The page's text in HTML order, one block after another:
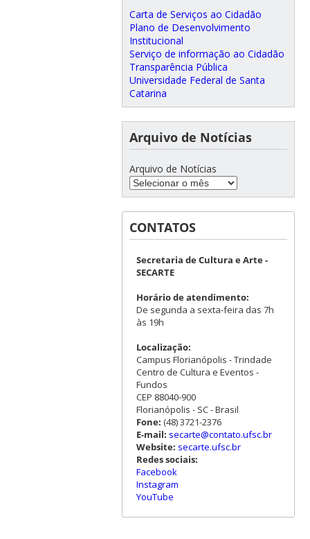
Carta de Serviços ao Cidadão
Plano de Desenvolvimento
Institucional
Serviço de informação ao Cidadão
Transparência Pública
Universidade Federal de Santa
Catarina
Arquivo de Notícias
Arquivo de Notícias
CONTATOS
Secretaria de Cultura e Arte -
SECARTE
Horário de atendimento:
De segunda a sexta-feira das 7h
às 19h
Localização:
Campus Florianópolis - Trindade
Centro de Cultura e Eventos -
Fundos
CEP 88040-900
Florianópolis - SC - Brasil
Fone: (48) 3721-2376
E-mail: secarte@contato.ufsc.br
Website: secarte.ufsc.br
Redes sociais:
Facebook
Instagram
YouTube